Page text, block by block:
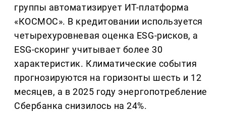
группы автоматизирует ИТ-платформа
«КОСМОС». В кредитовании используется
четырехуровневая оценка ESG-рисков, а
ESG-скоринг учитывает более 30
характеристик. Климатические события
прогнозируются на горизонты шесть и 12
месяцев, а в 2025 году энергопотребление
Сбербанка снизилось на 24%.